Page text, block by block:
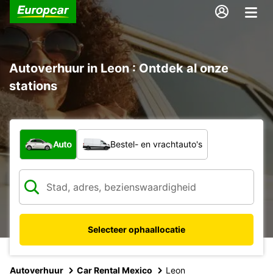
Autoverhuur in Leon : Ontdek al onze
stations
Welk type voertuig?
Auto Bestel- en vrachtauto's
Selecteer ophaallocatie
Autoverhuur Car Rental Mexico Leon